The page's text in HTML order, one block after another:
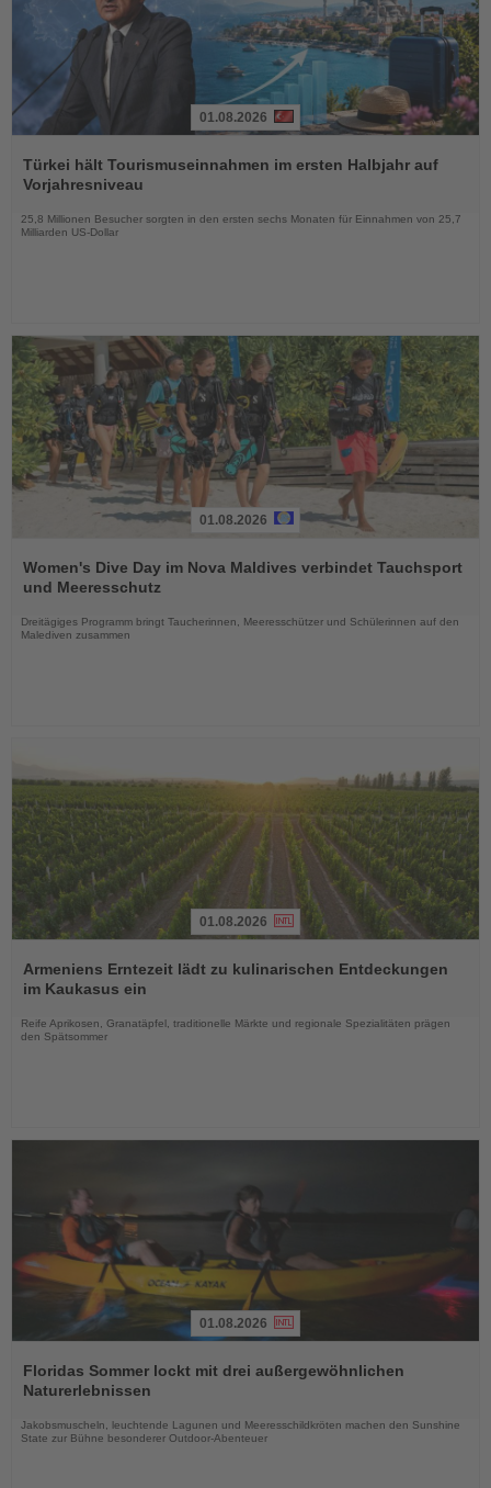
Sie
die
Nachrichten
01.08.2026
Türkei hält Tourismuseinnahmen im ersten Halbjahr auf
Vorjahresniveau
25,8 Millionen Besucher sorgten in den ersten sechs Monaten für Einnahmen von 25,7
Milliarden US-Dollar
Sie
die
01.08.2026
Women's Dive Day im Nova Maldives verbindet Tauchsport
und Meeresschutz
Dreitägiges Programm bringt Taucherinnen, Meeresschützer und Schülerinnen auf den
Malediven zusammen
Sie
die
01.08.2026
Armeniens Erntezeit lädt zu kulinarischen Entdeckungen
im Kaukasus ein
Reife Aprikosen, Granatäpfel, traditionelle Märkte und regionale Spezialitäten prägen
den Spätsommer
Sie
die
01.08.2026
Floridas Sommer lockt mit drei außergewöhnlichen
Naturerlebnissen
Jakobsmuscheln, leuchtende Lagunen und Meeresschildkröten machen den Sunshine
State zur Bühne besonderer Outdoor-Abenteuer